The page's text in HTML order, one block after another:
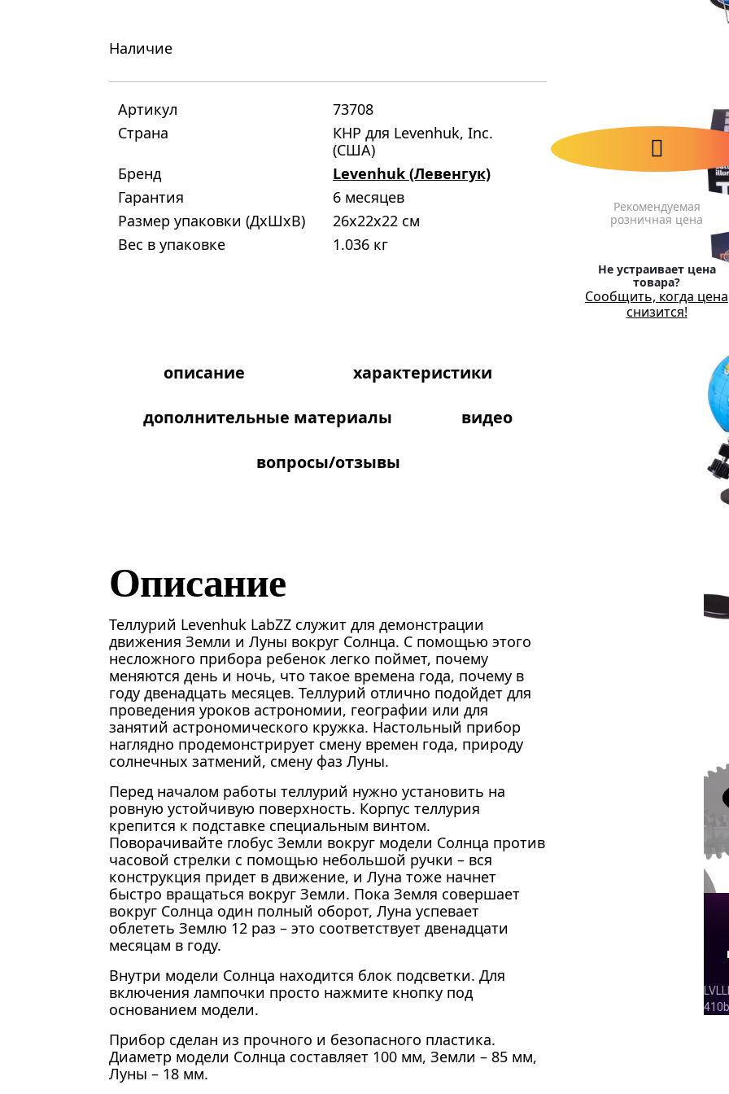
Рекомендуемая
розничная цена
Не устраивает цена
товара?
Сообщить, когда цена
снизится!
Наличие
Артикул
73708
Страна
КНР для Levenhuk, Inc.
(США)
Бренд
Levenhuk (Левенгук)
Гарантия
6 месяцев
Размер упаковки (ДxШxВ)
26x22x22 см
Вес в упаковке
1.036 кг
описание характеристики
дополнительные материалы видео
вопросы/отзывы
Описание
Теллурий Levenhuk LabZZ служит для демонстрации
движения Земли и Луны вокруг Солнца. С помощью этого
несложного прибора ребенок легко поймет, почему
меняются день и ночь, что такое времена года, почему в
году двенадцать месяцев. Теллурий отлично подойдет для
проведения уроков астрономии, географии или для
занятий астрономического кружка. Настольный прибор
наглядно продемонстрирует смену времен года, природу
солнечных затмений, смену фаз Луны.
Перед началом работы теллурий нужно установить на
ровную устойчивую поверхность. Корпус теллурия
крепится к подставке специальным винтом.
Поворачивайте глобус Земли вокруг модели Солнца против
часовой стрелки с помощью небольшой ручки – вся
конструкция придет в движение, и Луна тоже начнет
быстро вращаться вокруг Земли. Пока Земля совершает
вокруг Солнца один полный оборот, Луна успевает
облететь Землю 12 раз – это соответствует двенадцати
месяцам в году.
Внутри модели Солнца находится блок подсветки. Для
включения лампочки просто нажмите кнопку под
основанием модели.
Прибор сделан из прочного и безопасного пластика.
Диаметр модели Солнца составляет 100 мм, Земли – 85 мм,
Луны – 18 мм.